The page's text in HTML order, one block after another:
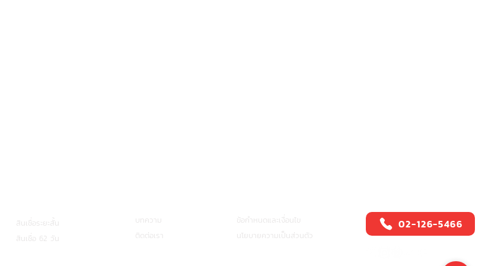
สินเชื่อระยะสั้น
สินเชื่อ 62 วัน
บทความ
ติดต่อเรา
ข้อกำหนดและเงื่อนไข
นโยบายความเป็นส่วนตัว
02-126-5466